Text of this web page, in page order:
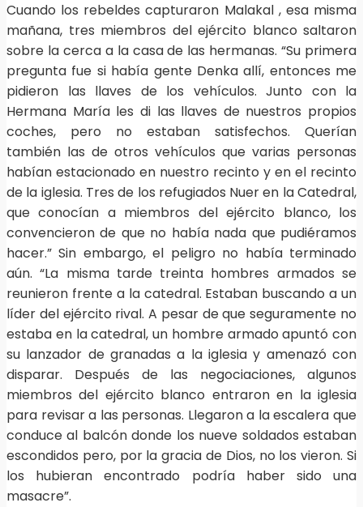
Cuando los rebeldes capturaron Malakal , esa misma
mañana, tres miembros del ejército blanco saltaron
sobre la cerca a la casa de las hermanas. “Su primera
pregunta fue si había gente Denka allí, entonces me
pidieron las llaves de los vehículos. Junto con la
Hermana María les di las llaves de nuestros propios
coches, pero no estaban satisfechos. Querían
también las de otros vehículos que varias personas
habían estacionado en nuestro recinto y en el recinto
de la iglesia. Tres de los refugiados Nuer en la Catedral,
que conocían a miembros del ejército blanco, los
convencieron de que no había nada que pudiéramos
hacer.” Sin embargo, el peligro no había terminado
aún. “La misma tarde treinta hombres armados se
reunieron frente a la catedral. Estaban buscando a un
líder del ejército rival. A pesar de que seguramente no
estaba en la catedral, un hombre armado apuntó con
su lanzador de granadas a la iglesia y amenazó con
disparar. Después de las negociaciones, algunos
miembros del ejército blanco entraron en la iglesia
para revisar a las personas. Llegaron a la escalera que
conduce al balcón donde los nueve soldados estaban
escondidos pero, por la gracia de Dios, no los vieron. Si
los hubieran encontrado podría haber sido una
masacre”.